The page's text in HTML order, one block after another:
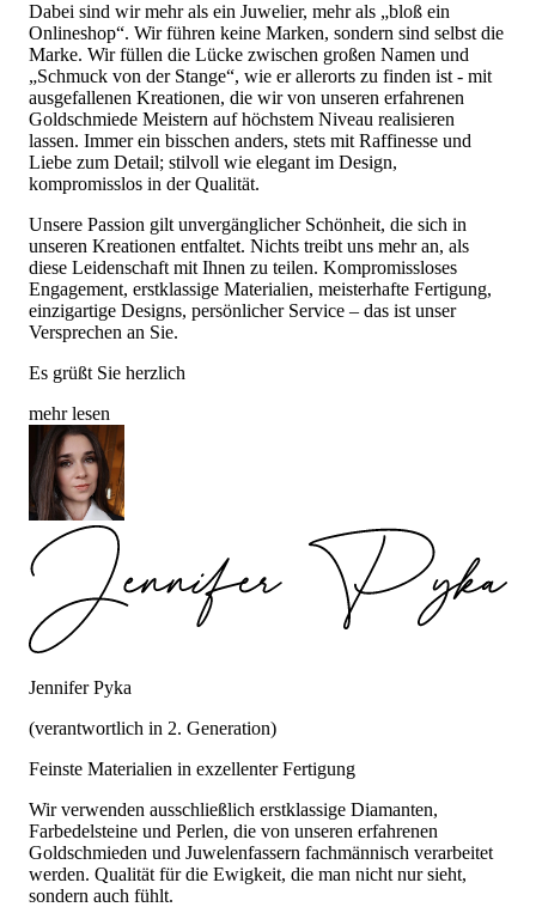
Dabei sind wir mehr als ein Juwelier, mehr als „bloß ein
Onlineshop“. Wir führen keine Marken, sondern sind selbst die
Marke. Wir füllen die Lücke zwischen großen Namen und
„Schmuck von der Stange“, wie er allerorts zu finden ist - mit
ausgefallenen Kreationen, die wir von unseren erfahrenen
Goldschmiede Meistern auf höchstem Niveau realisieren
lassen. Immer ein bisschen anders, stets mit Raffinesse und
Liebe zum Detail; stilvoll wie elegant im Design,
kompromisslos in der Qualität.
Unsere Passion gilt unvergänglicher Schönheit, die sich in
unseren Kreationen entfaltet. Nichts treibt uns mehr an, als
diese Leidenschaft mit Ihnen zu teilen. Kompromissloses
Engagement, erstklassige Materialien, meisterhafte Fertigung,
einzigartige Designs, persönlicher Service – das ist unser
Versprechen an Sie.
Es grüßt Sie herzlich
mehr lesen
Jennifer Pyka
(verantwortlich in 2. Generation)
Feinste Materialien in exzellenter Fertigung
Wir verwenden ausschließlich erstklassige Diamanten,
Farbedelsteine und Perlen, die von unseren erfahrenen
Goldschmieden und Juwelenfassern fachmännisch verarbeitet
werden. Qualität für die Ewigkeit, die man nicht nur sieht,
sondern auch fühlt.